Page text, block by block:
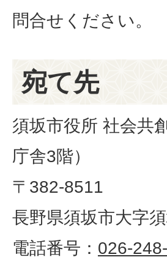
問合せください。
宛て先
須坂市役所 社会共
庁舎3階）
〒382-8511
長野県須坂市大字
電話番号： 026-